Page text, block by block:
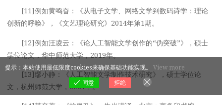
[11]例如黄鸣奋：《从电子文学、网络文学到数码诗学：理论
创新的呼唤》，《文艺理论研究》2014年第1期。
[12]例如汪凌云：《论人工智能文学创作的“伪突破”》，硕士
学位论文，华中师范大学，2019年。
[13]缪小静：《人工智能文学制作技术研究》，硕士学位论
文，杭州师范大学，2021年。
提示：本站使用最低限度cookies来确保基础功能实现。 View more
同意
拒绝